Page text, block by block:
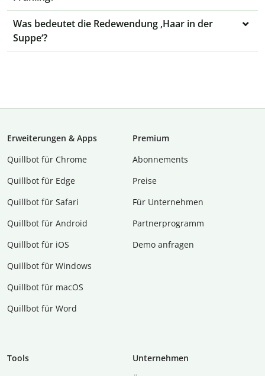
Was bedeutet die Redewendung ‚Haar in der
Suppe‘?
Erweiterungen & Apps
Quillbot für Chrome
Quillbot für Edge
Quillbot für Safari
Quillbot für Android
Quillbot für iOS
Quillbot für Windows
Quillbot für macOS
Quillbot für Word
Premium
Abon­ne­ments
Preise
Für Unternehmen
Partnerprogramm
Demo anfragen
Tools
Unternehmen